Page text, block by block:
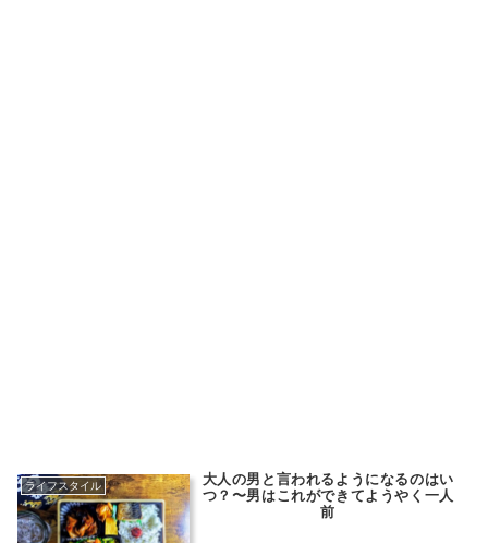
ライフスタイル
大人の男と言われるようになるのはい
つ？〜男はこれができてようやく一人
前